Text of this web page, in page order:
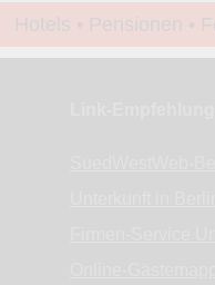
Hotels • Pensionen •